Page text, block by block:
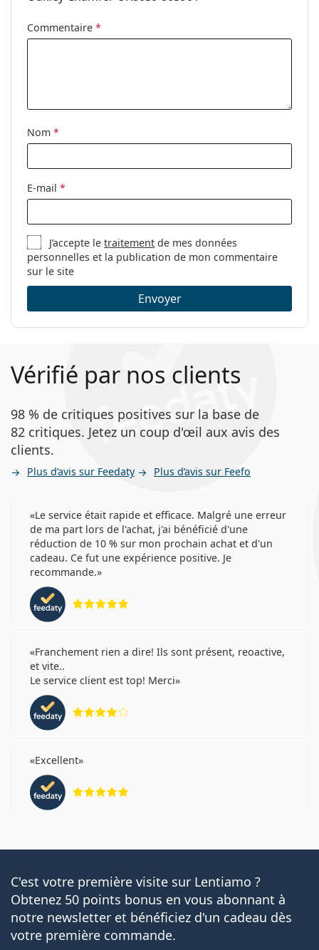
nez ajustables:
Clip-on:
nettoyage:
Autres
Catégorie:
Marque:
Code:
Commentaire *
Nom *
E-mail *
J’accepte letraitement de mes données
personnelles et la publication de mon commentaire
sur le site
Envoyer
Vérifié par nos clients
98 % de critiques positives sur la base de
82 critiques. Jetez un coup d'œil aux avis des
clients.
Plus d’avis sur Feedaty Plus d’avis sur Feefo
Le service était rapide et efficace. Malgré une erreur
de ma part lors de l'achat, j'ai bénéficié d'une
réduction de 10 % sur mon prochain achat et d'un
cadeau. Ce fut une expérience positive. Je
recommande.
Franchement rien a dire! Ils sont présent, reoactive,
et vite..
Le service client est top! Merci
Excellent
C'est votre première visite sur Lentiamo ?
Obtenez 50 points bonus en vous abonnant à
notre newsletter et bénéficiez d'un cadeau dès
votre première commande.